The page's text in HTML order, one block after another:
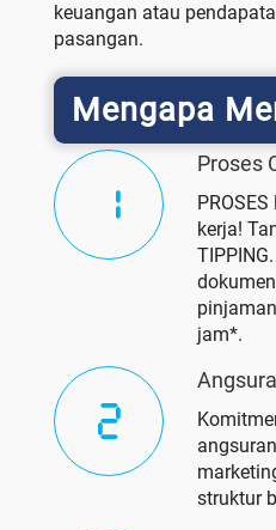
keuangan atau
pasangan.
Mengapa
Proses
kerja!
jam*.
struktur